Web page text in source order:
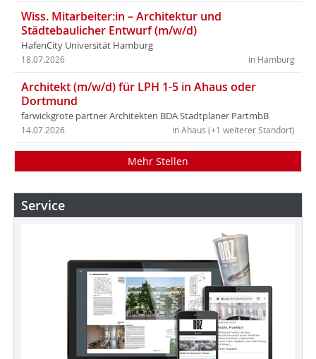
Wiss. Mitarbeiter:in – Architektur und
Städtebaulicher Entwurf (m/w/d)
HafenCity Universität Hamburg
in Hamburg
18.07.2026
Architekt (m/w/d) für LPH 1-5 in Ahaus oder
Dortmund
farwickgrote partner Architekten BDA Stadtplaner PartmbB
in Ahaus (+1 weiterer Standort)
14.07.2026
Mehr Stellen
Service